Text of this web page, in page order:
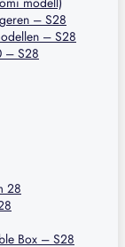
– S28
– S28
– S28
28
Box – S28